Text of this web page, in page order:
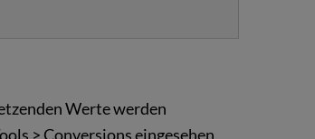
Werte werden
> Conversions eingesehen